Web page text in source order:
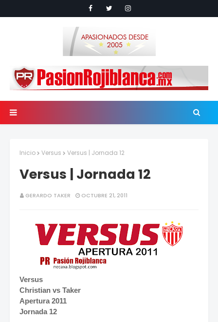
Inicio Versus Versus | Jornada 12
Versus | Jornada 12
GERARDO TAKER OCTUBRE 21, 2011
Versus
Christian vs Taker
Apertura 2011
Jornada 12